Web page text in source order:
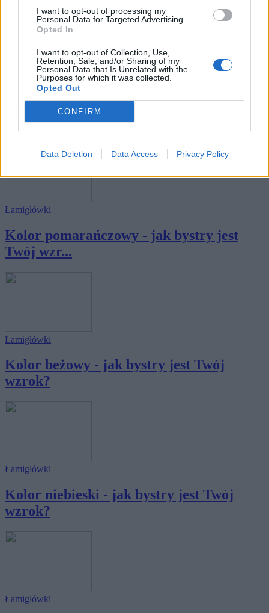
I want to opt-out of processing my
Personal Data for Targeted Advertising.
Opted In
I want to opt-out of Collection, Use,
Retention, Sale, and/or Sharing of my
Personal Data that Is Unrelated with the
Purposes for which it was collected.
Opted Out
CONFIRM
Data Deletion Data Access Privacy Policy
Łamigłówki
Kolor brązowy - jak bystry jest Twój
wzrok?
Łamigłówki
Kolor pomarańczowy - jak bystry jest
Twój wzr...
Łamigłówki
Kolor beżowy - jak bystry jest Twój
wzrok?
Łamigłówki
Kolor niebieski - jak bystry jest Twój
wzrok?
Łamigłówki